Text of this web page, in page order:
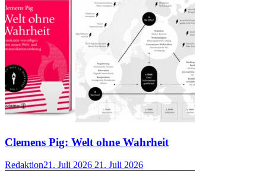
Clemens Pig: Welt ohne Wahrheit
Redaktion21. Juli 2026 21. Juli 2026